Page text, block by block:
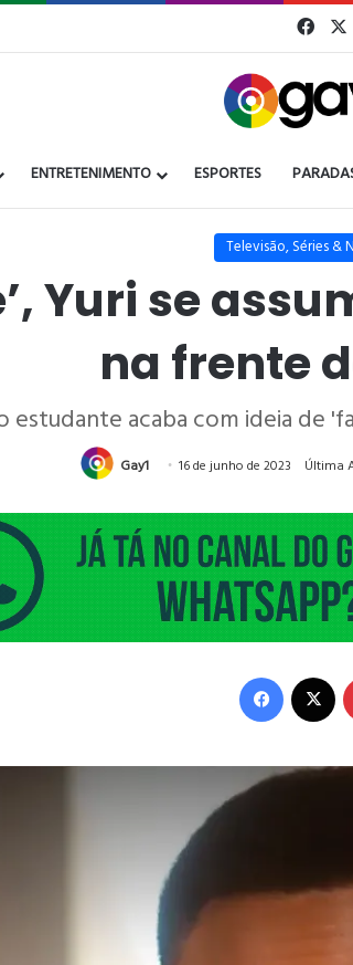
X
ENTRETENIMENTO ESPORTES
Televisão, Séries &
Yuri se
na frente
estudante acaba com ideia de
Gay1 16 de junho de 2023 Última
Facebook